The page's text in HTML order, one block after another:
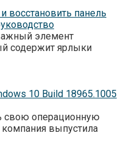
восстановить панель
элемент
содержит ярлыки
10 Build 18965.1005
свою операционную
выпустила